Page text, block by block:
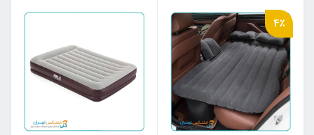
4٪